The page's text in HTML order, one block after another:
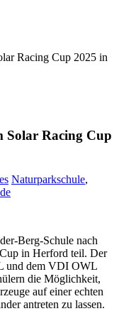
Racing Cup 2025 in
Solar Racing Cup
Naturparkschule,
Berg-Schule nach
in Herford teil. Der
und dem VDI OWL
die Möglichkeit,
auf einer echten
antreten zu lassen.